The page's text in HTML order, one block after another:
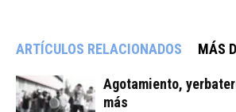
ARTÍCULOS RELACIONADOS MÁS
Agotamiento,
más